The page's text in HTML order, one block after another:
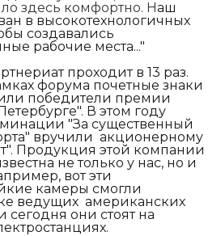
здесь комфортно. Наш
в высокотехнологичных
создавались
рабочие места..."
проходит в 13 раз.
форума почетные знаки
победители премии
В этом году
"За существенный
вручили акционерному
Продукция этой компании
не только у нас, но и
вот эти
камеры смогли
ведущих американских
сегодня они стоят на